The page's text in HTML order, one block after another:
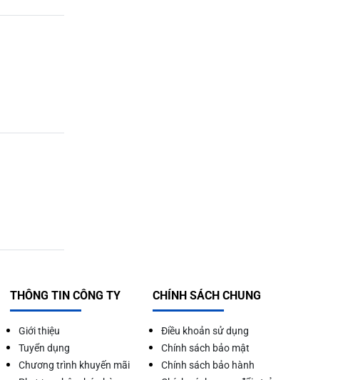
THÔNG TIN CÔNG TY
Giới thiệu
Tuyển dụng
Chương trình khuyến mãi
CHÍNH SÁCH CHUNG
Điều khoản sử dụng
Chính sách bảo mật
Chính sách bảo hành